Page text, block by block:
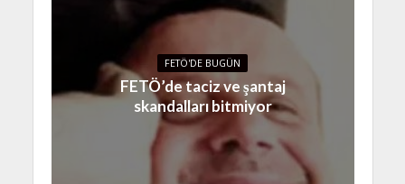
FETÖ'DE BUGÜN
FETÖ’de taciz ve şantaj
skandalları bitmiyor